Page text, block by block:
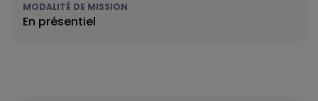
MODALITÉ DE MISSION
En présentiel